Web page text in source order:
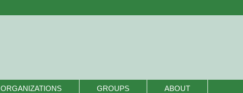
ORGANIZATIONS GROUPS ABOUT